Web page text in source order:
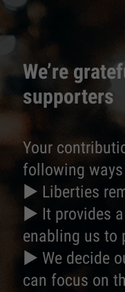
We’re
supporters
Your
following ways
► Liberties
► It provides
enabling us to
► We decide
can focus on